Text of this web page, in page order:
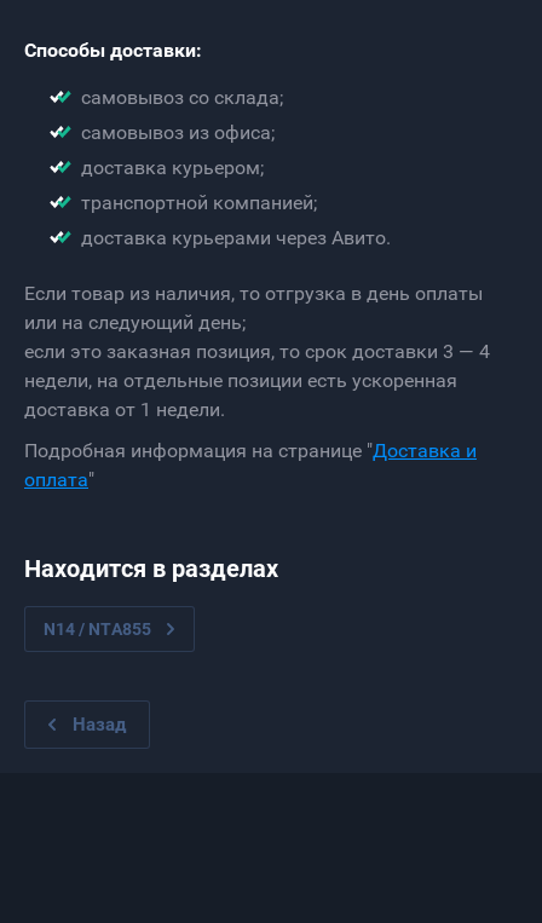
Способы доставки:
самовывоз со склада;
самовывоз из офиса;
доставка курьером;
транспортной компанией;
доставка курьерами через Авито.
Если товар из наличия, то отгрузка в день оплаты
или на следующий день;
если это заказная позиция, то срок доставки 3 — 4
недели, на отдельные позиции есть ускоренная
доставка от 1 недели.
Подробная информация на странице "Доставка и
оплата"
Находится в разделах
N14 / NTA855
Назад